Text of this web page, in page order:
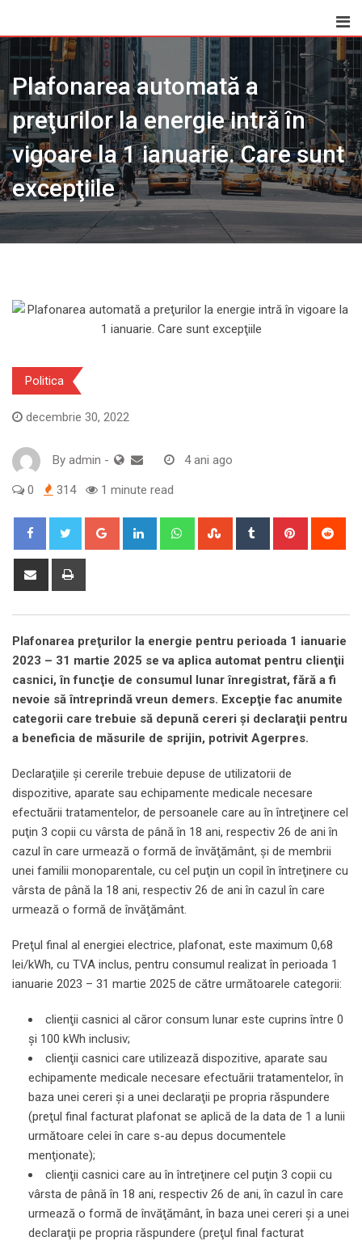
content
Plafonarea automată a
preţurilor la energie intră în
vigoare la 1 ianuarie. Care sunt
excepţiile
Politica
decembrie 30, 2022
By admin - 4 ani ago
0 314 1 minute read
Google+ LinkedIn WhatsappStumbleUpon
Tumblr Pinterest
Share
Plafonarea preţurilor la energie pentru perioada 1 ianuarie
2023 – 31 martie 2025 se va aplica automat pentru clienţii
casnici, în funcţie de consumul lunar înregistrat, fără a fi
nevoie să întreprindă vreun demers. Excepţie fac anumite
categorii care trebuie să depună cereri şi declaraţii pentru
a beneficia de măsurile de sprijin, potrivit Agerpres.
Declaraţiile şi cererile trebuie depuse de utilizatorii de
dispozitive, aparate sau echipamente medicale necesare
efectuării tratamentelor, de persoanele care au în întreţinere cel
puţin 3 copii cu vârsta de până în 18 ani, respectiv 26 de ani în
cazul în care urmează o formă de învăţământ, şi de membrii
unei familii monoparentale, cu cel puţin un copil în întreţinere cu
vârsta de până la 18 ani, respectiv 26 de ani în cazul în care
urmează o formă de învăţământ.
Preţul final al energiei electrice, plafonat, este maximum 0,68
lei/kWh, cu TVA inclus, pentru consumul realizat în perioada 1
ianuarie 2023 – 31 martie 2025 de către următoarele categorii:
clienţii casnici al căror consum lunar este cuprins între 0
şi 100 kWh inclusiv;
clienţii casnici care utilizează dispozitive, aparate sau
echipamente medicale necesare efectuării tratamentelor, în
baza unei cereri şi a unei declaraţii pe propria răspundere
(preţul final facturat plafonat se aplică de la data de 1 a lunii
următoare celei în care s-au depus documentele
menţionate);
clienţii casnici care au în întreţinere cel puţin 3 copii cu
vârsta de până în 18 ani, respectiv 26 de ani, în cazul în care
urmează o formă de învăţământ, în baza unei cereri şi a unei
declaraţii pe propria răspundere (preţul final facturat